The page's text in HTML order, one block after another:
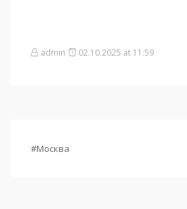
admin 02.10.2025 at 11:59
#Москва